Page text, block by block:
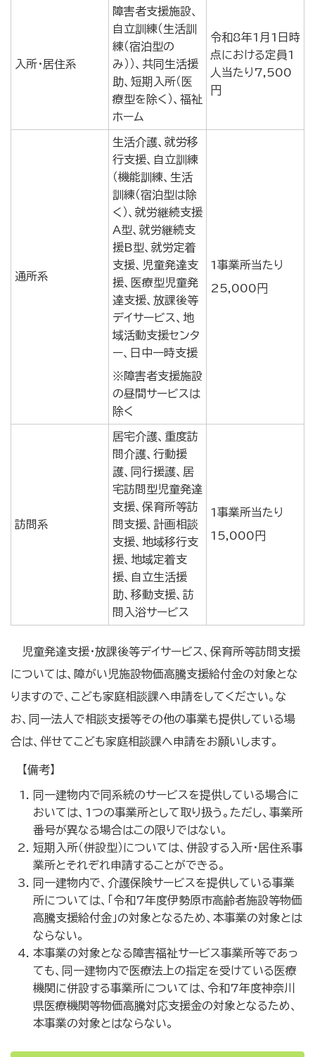
入所・居住系
障害者支援施設、
自立訓練（生活訓
練（宿泊型の
み））、共同生活援
助、短期入所（医
療型を除く）、福祉
ホーム
令和8年1月1日時
点における定員1
人当たり7,500
円
通所系
生活介護、就労移
行支援、自立訓練
（機能訓練、生活
訓練（宿泊型は除
く）、就労継続支援
A型、就労継続支
援B型、就労定着
支援、児童発達支
援、医療型児童発
達支援、放課後等
デイサービス、地
域活動支援センタ
ー、日中一時支援
※障害者支援施設
の昼間サービスは
除く
1事業所当たり
25,000円
訪問系
居宅介護、重度訪
問介護、行動援
護、同行援護、居
宅訪問型児童発達
支援、保育所等訪
問支援、計画相談
支援、地域移行支
援、地域定着支
援、自立生活援
助、移動支援、訪
問入浴サービス
1事業所当たり
15,000円
児童発達支援・放課後等デイサービス、保育所等訪問支援
については、障がい児施設物価高騰支援給付金の対象とな
りますので、こども家庭相談課へ申請をしてください。な
お、同一法人で相談支援等その他の事業も提供している場
合は、伴せてこども家庭相談課へ申請をお願いします。
【備考】
同一建物内で同系統のサービスを提供している場合に
おいては、1つの事業所として取り扱う。ただし、事業所
番号が異なる場合はこの限りではない。
短期入所（併設型）については、併設する入所・居住系事
業所とそれぞれ申請することができる。
同一建物内で、介護保険サービスを提供している事業
所については、「令和7年度伊勢原市高齢者施設等物価
高騰支援給付金」の対象となるため、本事業の対象とは
ならない。
本事業の対象となる障害福祉サービス事業所等であっ
ても、同一建物内で医療法上の指定を受けている医療
機関に併設する事業所については、令和7年度神奈川
県医療機関等物価高騰対応支援金の対象となるため、
本事業の対象とはならない。